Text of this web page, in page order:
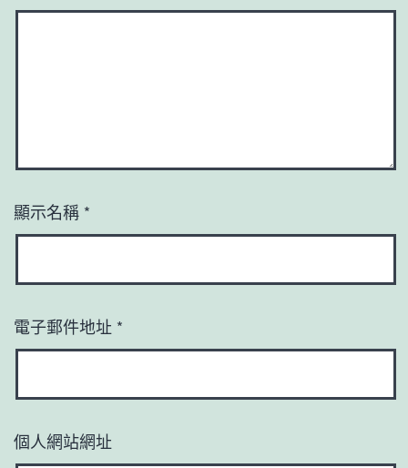
顯示名稱 *
電子郵件地址 *
個人網站網址